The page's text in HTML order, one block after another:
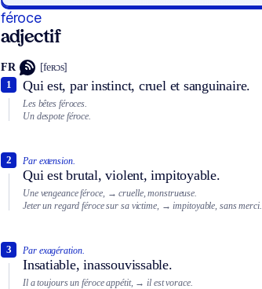
féroce
adjectif
FR [feʀɔs]
Qui est, par instinct, cruel et sanguinaire.
1
Les bêtes féroces.
Un despote féroce.
Par extension.
Qui est brutal, violent, impitoyable.
2
Une vengeance féroce, → cruelle, monstrueuse.
Jeter un regard féroce sur sa victime, → impitoyable, sans merci.
Par exagération.
Insatiable, inassouvissable.
3
Il a toujours un féroce appétit, → il est vorace.